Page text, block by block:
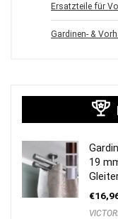
Ersatzteile für
Gardinen- &
19
€